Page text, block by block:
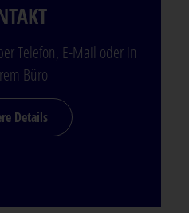
Telefon, E-Mail oder in
Büro
Details